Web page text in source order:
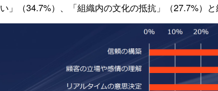
い」（34.7%）、「組織内の文化の抵抗」（27.7%）